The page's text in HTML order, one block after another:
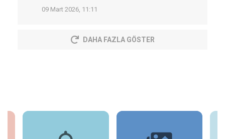
09 Mart 2026, 11:11
DAHA FAZLA GÖSTER